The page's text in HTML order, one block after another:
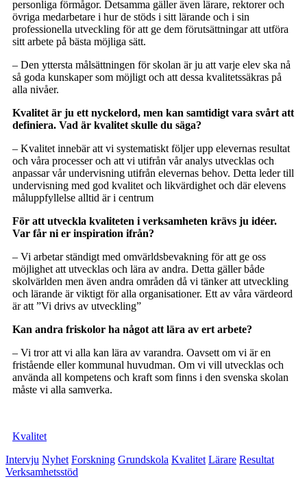
personliga förmågor. Detsamma gäller även lärare, rektorer och
övriga medarbetare i hur de stöds i sitt lärande och i sin
professionella utveckling för att ge dem förutsättningar att utföra
sitt arbete på bästa möjliga sätt.
– Den yttersta målsättningen för skolan är ju att varje elev ska nå
så goda kunskaper som möjligt och att dessa kvalitetssäkras på
alla nivåer.
Kvalitet är ju ett nyckelord, men kan samtidigt vara svårt att
definiera. Vad är kvalitet skulle du säga?
– Kvalitet innebär att vi systematiskt följer upp elevernas resultat
och våra processer och att vi utifrån vår analys utvecklas och
anpassar vår undervisning utifrån elevernas behov. Detta leder till
undervisning med god kvalitet och likvärdighet och där elevens
måluppfyllelse alltid är i centrum
För att utveckla kvaliteten i verksamheten krävs ju idéer.
Var får ni er inspiration ifrån?
– Vi arbetar ständigt med omvärldsbevakning för att ge oss
möjlighet att utvecklas och lära av andra. Detta gäller både
skolvärlden men även andra områden då vi tänker att utveckling
och lärande är viktigt för alla organisationer. Ett av våra värdeord
är att ”Vi drivs av utveckling”
Kan andra friskolor ha något att lära av ert arbete?
– Vi tror att vi alla kan lära av varandra. Oavsett om vi är en
fristående eller kommunal huvudman. Om vi vill utvecklas och
använda all kompetens och kraft som finns i den svenska skolan
måste vi alla samverka.
Kvalitet
Intervju Nyhet Forskning Grundskola Kvalitet Lärare Resultat
Verksamhetsstöd